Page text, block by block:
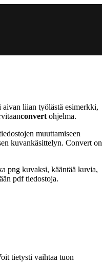
aivan liian työlästä esimerkki,
convertohjelma.
muuttamiseen
kuvankäsittelyn. Convert on
png kuvaksi, kääntää kuvia,
pdf tiedostoja.
tietysti vaihtaa tuon